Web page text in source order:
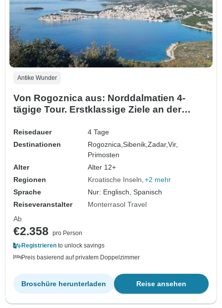
Antike Wunder
Von Rogoznica aus: Norddalmatien 4-
tägige Tour. Erstklassige Ziele an der
Nin und mehr! UNESCO-Stätten und alte
ummauerte Städte. Jede Menge Natur,
Geschichte, venezianische Architektur
und atemberaubende Aus…
Reisedauer
4 Tage
Destinationen
Rogoznica,Sibenik,Zadar,Vir,
Primosten
Alter
Alter 12+
Regionen
Kroatische Inseln +2 mehr
Sprache
Nur: Englisch, Spanisch
Reiseveranstalter
Monterrasol Travel
Ab
€2.358
pro Person
Registrieren to unlock savings
Preis basierend auf privatem Doppelzimmer
Reise ansehen
Broschüre herunterladen